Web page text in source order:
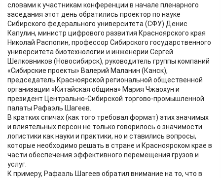
словами к участникам конференции в начале пленарного
заседания этот день обратились проектор по науке
Сибирского федерального университета (СФУ) Денис
Капулин, министр цифрового развития Красноярского края
Николай Распопин, профессор Сибирского государственного
университета биотехнологии и инженерии Сергей
Шелковников (Новосибирск), руководитель группы компаний
«Сибирские проекты» Валерий Маланин (Канск),
председатель Красноярской региональной общественной
организации «Китайская община» Мария Чжаохун и
президент Центрально-Сибирской торгово-промышленной
палаты Рафаэль Шагеев.
В кратких спичах (как того требовал формат) этих значимых
и влиятельных персон не только говорилось о значимости
логистики как науки и практики, но и ставились вопросы,
которые необходимо решать в стране и Красноярском крае в
части обеспечения эффективного перемещения грузов и
услуг.
К примеру, Рафаэль Шагеев обратил внимание на то, что в